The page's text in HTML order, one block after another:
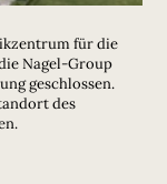
für die
Nagel-Group
geschlossen.
des